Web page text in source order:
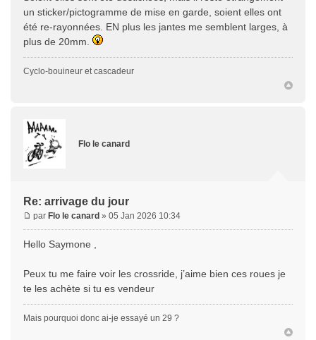
un sticker/pictogramme de mise en garde, soient elles ont
été re-rayonnées. EN plus les jantes me semblent larges, à
plus de 20mm.
Cyclo-bouineur et cascadeur
Flo le canard
Re: arrivage du jour
par Flo le canard » 05 Jan 2026 10:34
Hello Saymone ,
Peux tu me faire voir les crossride, j’aime bien ces roues je
te les achète si tu es vendeur
Mais pourquoi donc ai-je essayé un 29 ?